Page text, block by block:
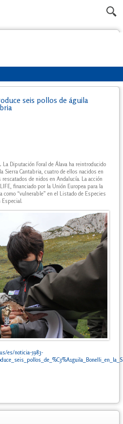
seis pollos de águila
. La Diputación Foral de Álava ha reintroducido
Sierra Cantabria, cuatro de ellos nacidos en
de nidos en Andalucía. La acción
financiado por la Unión Europea para la
como “vulnerable” en el Listado de Especies
Especial.
es/noticia-5983-